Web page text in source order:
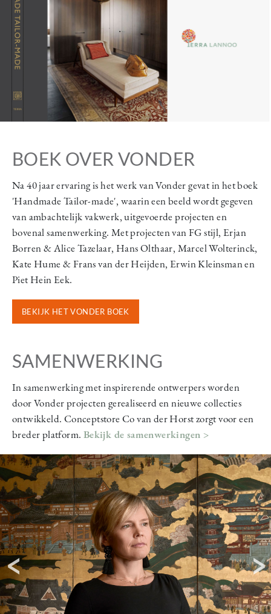
BOEK OVER VONDER
Na 40 jaar ervaring is het werk van Vonder gevat in het boek
'Handmade Tailor-made', waarin een beeld wordt gegeven
van ambachtelijk vakwerk, uitgevoerde projecten en
bovenal samenwerking. Met projecten van FG stijl, Erjan
Borren & Alice Tazelaar, Hans Olthaar, Marcel Wolterinck,
Kate Hume & Frans van der Heijden, Erwin Kleinsman en
Piet Hein Eek.
BEKIJK HET VONDER BOEK
SAMENWERKING
In samenwerking met inspirerende ontwerpers worden
door Vonder projecten gerealiseerd en nieuwe collecties
ontwikkeld. Conceptstore Co van der Horst zorgt voor een
breder platform. Bekijk de samenwerkingen >
Image